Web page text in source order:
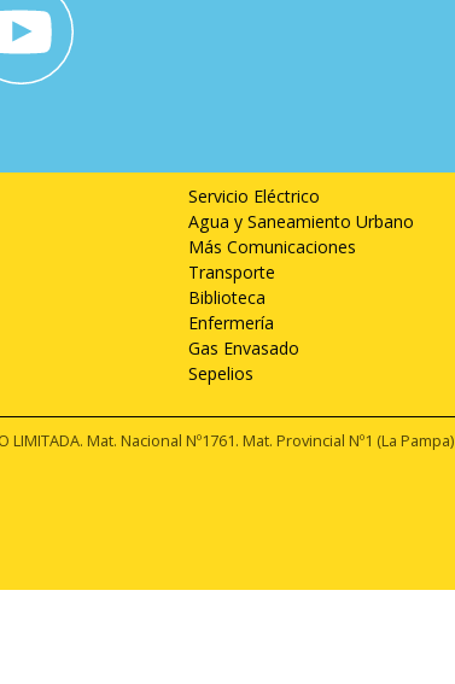
Servicio Eléctrico
Agua y Saneamiento Urbano
Más Comunicaciones
Transporte
Biblioteca
Enfermería
Gas Envasado
Sepelios
LIMITADA. Mat. Nacional Nº1761. Mat. Provincial Nº1 (La Pampa)